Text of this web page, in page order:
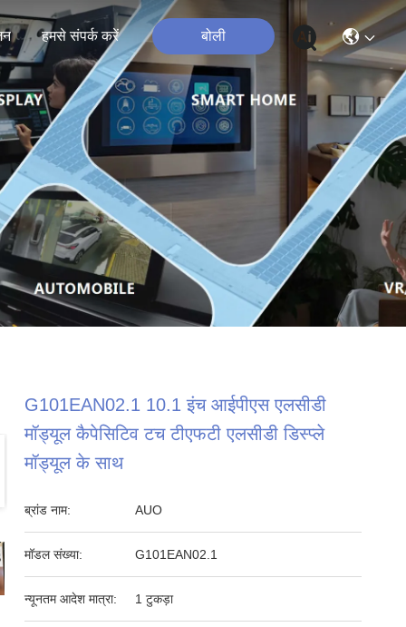
हमसे संपर्क करें बोली
G101EAN02.1 10.1 इंच आईपीएस एलसीडी
मॉड्यूल कैपेसिटिव टच टीएफटी एलसीडी डिस्प्ले
मॉड्यूल के साथ
ब्रांड नाम: AUO
मॉडल संख्या: G101EAN02.1
न्यूनतम आदेश मात्रा: 1 टुकड़ा